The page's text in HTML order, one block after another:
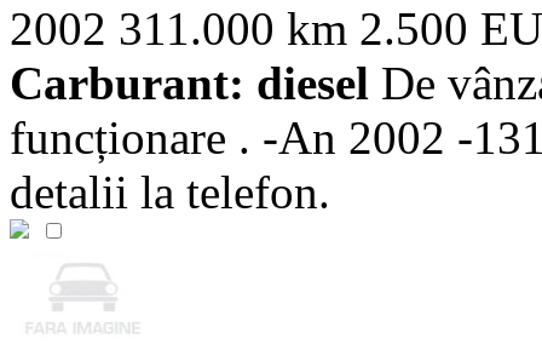
2002 311.000 km 2.500
Carburant: diesel De
funcționare . -An 2002 -
detalii la telefon.